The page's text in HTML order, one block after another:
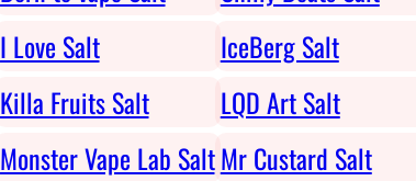
I Love Salt
IceBerg Salt
Killa Fruits Salt
LQD Art Salt
Monster Vape Lab SaltMr Custard Salt